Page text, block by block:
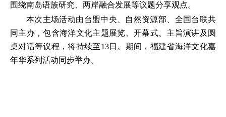
围绕南岛语族研究、两岸融合发展等议题分享观点。
本次主场活动由台盟中央、自然资源部、全国台联共
同主办，包含海洋文化主题展览、开幕式、主旨演讲及圆
桌对话等议程，将持续至13日。期间，福建省海洋文化嘉
年华系列活动同步举办。